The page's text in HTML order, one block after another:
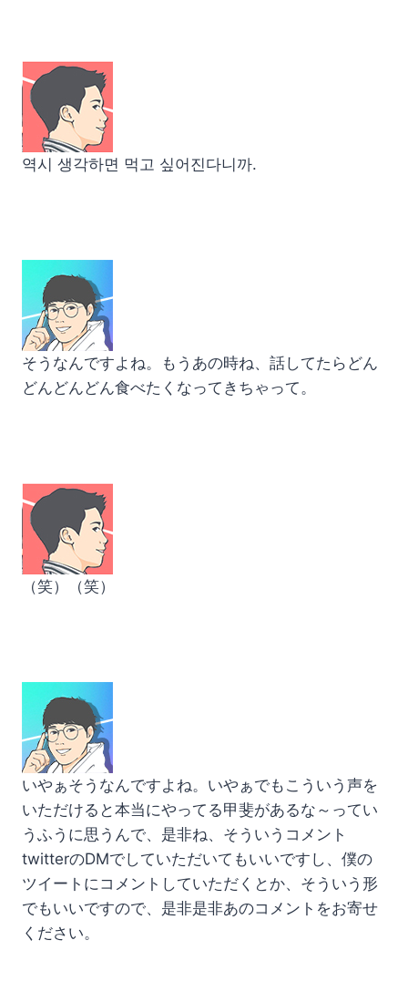
역시 생각하면 먹고 싶어진다니까.
そうなんですよね。もうあの時ね、話してたらどん
どんどんどん食べたくなってきちゃって。
（笑）（笑）
いやぁそうなんですよね。いやぁでもこういう声を
いただけると本当にやってる甲斐があるな～ってい
うふうに思うんで、是非ね、そういうコメント
twitterのDMでしていただいてもいいですし、僕の
ツイートにコメントしていただくとか、そういう形
でもいいですので、是非是非あのコメントをお寄せ
ください。